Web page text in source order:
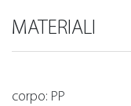
MATERIALI
corpo: PP